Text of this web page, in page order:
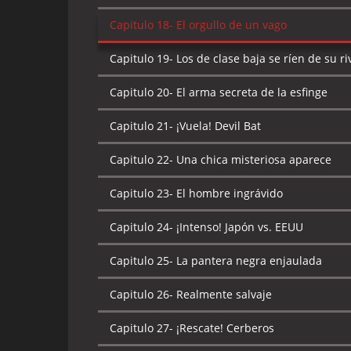
Capitulo 18- El orgullo de un vago
Capitulo 19- Los de clase baja se ríen de su
Capitulo 20- El arma secreta de la esfinge
Capitulo 21- ¡Vuela! Devil Bat
Capitulo 22- Una chica misteriosa aparece
Capitulo 23- El hombre ingrávido
Capitulo 24- ¡Intenso! Japón vs. EEUU
Capitulo 25- La pantera negra enjaulada
Capitulo 26- Realmente salvaje
Capitulo 27- ¡Rescate! Cerberos